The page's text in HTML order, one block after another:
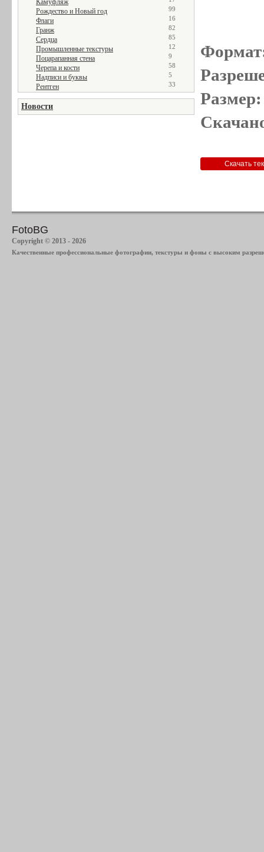
Камуфляж
Рождество и Новый год 99
Флаги 16
Гранж 82
Сердца 85
Промышленные текстуры 12
Поцарапанная стена 9
Черепа и кости 58
Надписи и буквы 5
Рентген 33
Новости
FotoBG
Copyright © 2013 - 2026
Качественные профессиональные фотографии, текстуры и фоны с высоким